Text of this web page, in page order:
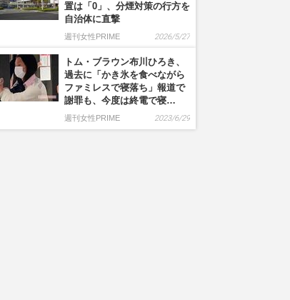
置は「0」、分煙対策の行方を
自治体に直撃
週刊女性PRIME 2026/5/27
トム・ブラウン布川ひろき、
過去に「かき氷を食べながら
ファミレスで寝落ち」報道で
謝罪も、今度は終電で寝…
週刊女性PRIME 2023/6/29